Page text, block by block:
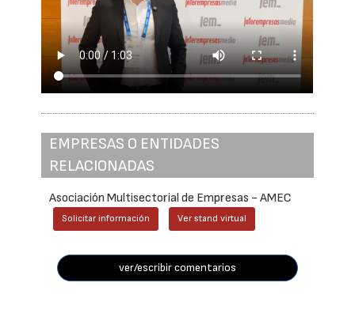
EMPRESAS O ENTIDADES
RELACIONADAS
Asociación Multisectorial de Empresas - AMEC
Solicitar información Ver stand virtual
ver/escribir comentarios